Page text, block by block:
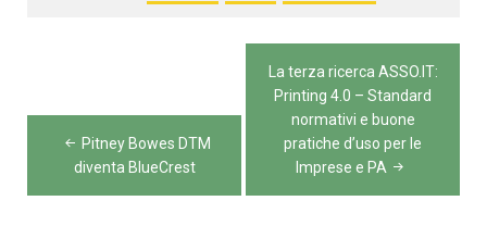
articoli
Pitney Bowes DTM
diventa BlueCrest
La terza ricerca ASSO.IT:
Printing 4.0 – Standard
normativi e buone
pratiche d’uso per le
Imprese e PA